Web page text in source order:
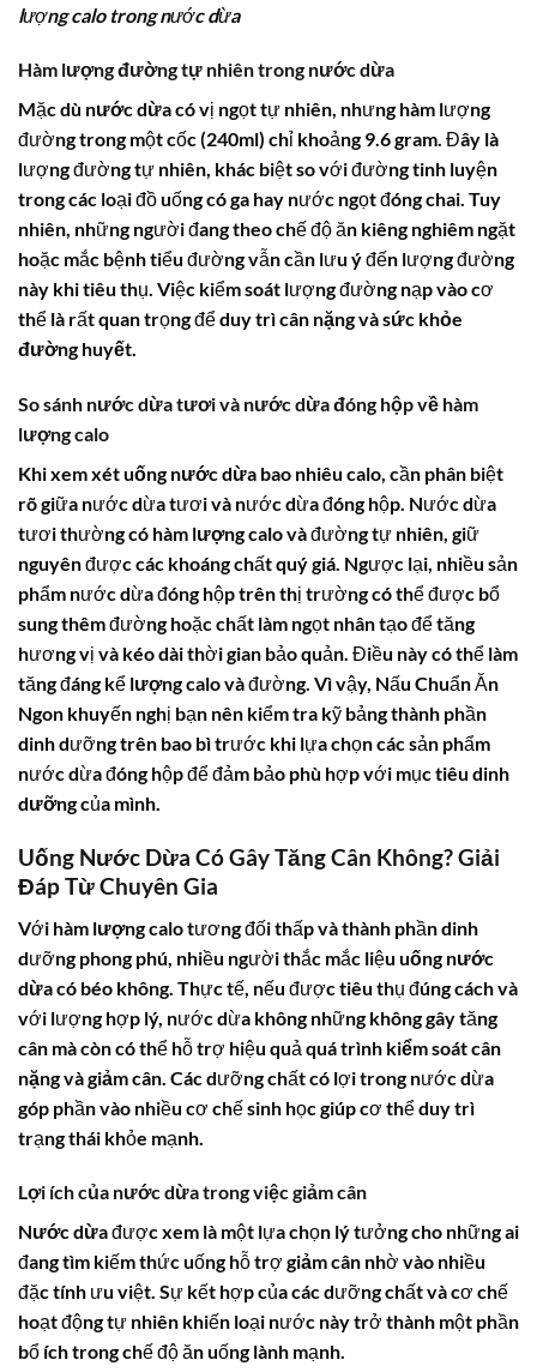
lượng calo trong nước dừa
Hàm lượng đường tự nhiên trong nước dừa
Mặc dù nước dừacó vị ngọt tự nhiên, nhưng hàm lượng
đường trong một cốc (240ml) chỉ khoảng 9.6 gram. Đây là
lượng đường tự nhiên, khác biệt so với đường tinh luyện
trong các loại đồ uống có ga hay nước ngọt đóng chai. Tuy
nhiên, những người đang theo chế độ ăn kiêng nghiêm ngặt
hoặc mắc bệnh tiểu đường vẫn cần lưu ý đến lượng đường
này khi tiêu thụ. Việc kiểm soát lượng đường nạp vào cơ
thể là rất quan trọng để duy trìcân nặngvàsức khỏe
đường huyết.
So sánh nước dừa tươi và nước dừa đóng hộp về hàm
lượng calo
Khi xem xétuống nước dừa bao nhiêu calo, cần phân biệt
rõ giữa nước dừa tươi và nước dừa đóng hộp. Nước dừa
tươi thường có hàm lượng calovà đường tự nhiên, giữ
nguyên được các khoáng chất quý giá. Ngược lại, nhiều sản
phẩm nước dừa đóng hộp trên thị trường có thể được bổ
sung thêm đường hoặc chất làm ngọt nhân tạo để tăng
hương vị và kéo dài thời gian bảo quản. Điều này có thể làm
tăng đáng kể lượng calovà đường. Vì vậy, Nấu Chuẩn Ăn
Ngon khuyến nghị bạn nên kiểm tra kỹ bảng thành phần
dinh dưỡng trên bao bì trước khi lựa chọn các sản phẩm
nước dừa đóng hộp để đảm bảo phù hợp với mục tiêu dinh
dưỡngcủa mình.
Uống Nước Dừa Có Gây Tăng Cân Không? Giải
Đáp Từ Chuyên Gia
Với hàm lượng calotương đối thấp và thành phần dinh
dưỡng phong phú, nhiều người thắc mắc liệu uống nước
dừa có béo không. Thực tế, nếu được tiêu thụ đúng cách và
với lượng hợp lý, nước dừa không những không gây tăng
cân mà còn có thể hỗ trợ hiệu quả quá trình kiểm soát cân
nặngvàgiảm cân . Các dưỡng chất có lợi trong nước dừa
góp phần vào nhiều cơ chế sinh học giúp cơ thể duy trì
trạng thái khỏe mạnh.
Lợi ích của nước dừatrong việcgiảm cân
Nước dừađược xem là một lựa chọn lý tưởng cho những ai
đang tìm kiếm thức uống hỗ trợ giảm cân nhờ vào nhiều
đặc tính ưu việt. Sự kết hợp của các dưỡng chất và cơ chế
hoạt động tự nhiên khiến loại nước này trở thành một phần
bổ ích trong chế độ ăn uống lành mạnh.